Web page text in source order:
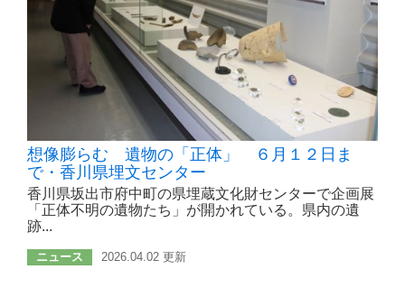
想像膨らむ 遺物の「正体」 ６月１２日ま
で・香川県埋文センター
香川県坂出市府中町の県埋蔵文化財センターで企画展
「正体不明の遺物たち」が開かれている。県内の遺
跡...
ニュース 2026.04.02 更新